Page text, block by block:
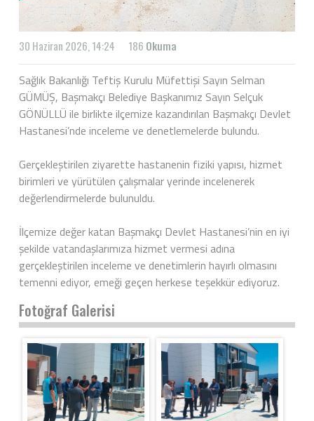
30 Haziran 2026, 14:24 186 Okuma
Sağlık Bakanlığı Teftiş Kurulu Müfettişi Sayın Selman
GÜMÜŞ, Başmakçı Belediye Başkanımız Sayın Selçuk
GÖNÜLLÜ ile birlikte ilçemize kazandırılan Başmakçı Devlet
Hastanesi’nde inceleme ve denetlemelerde bulundu.
Gerçekleştirilen ziyarette hastanenin fiziki yapısı, hizmet
birimleri ve yürütülen çalışmalar yerinde incelenerek
değerlendirmelerde bulunuldu.
İlçemize değer katan Başmakçı Devlet Hastanesi’nin en iyi
şekilde vatandaşlarımıza hizmet vermesi adına
gerçekleştirilen inceleme ve denetimlerin hayırlı olmasını
temenni ediyor, emeği geçen herkese teşekkür ediyoruz.
Fotoğraf Galerisi